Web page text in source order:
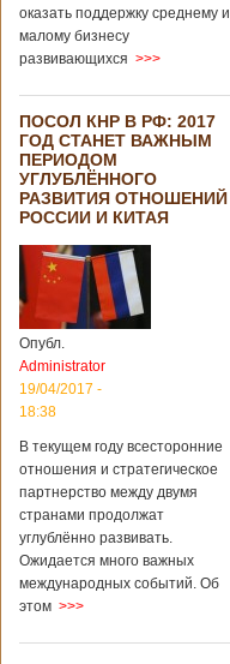
году размер
импорта из Китая
Подробнее...
21/02/2019 - 22:30
Китай и Россия
собираются
разрабатывать
тяжелый
вертолет
В ближайшее
время между
Китаем и Россией
планируется
подписание
контракта на
разработку
вертолета. Такое
заявление сделала
региональной
политике и
международному
сотрудничеству
государственной
корпорации
Кладов
оказать поддержку среднему и
малому бизнесу
развивающихся >>>
ПОСОЛ КНР В РФ: 2017
ГОД СТАНЕТ ВАЖНЫМ
ПЕРИОДОМ
УГЛУБЛЁННОГО
РАЗВИТИЯ ОТНОШЕНИЙ
РОССИИ И КИТАЯ
Опубл.
Administrator
19/04/2017 -
18:38
В текущем году всесторонние
отношения и стратегическое
партнерство между двумя
странами продолжат
углублённо развивать.
Ожидается много важных
международных событий. Об
этом >>>